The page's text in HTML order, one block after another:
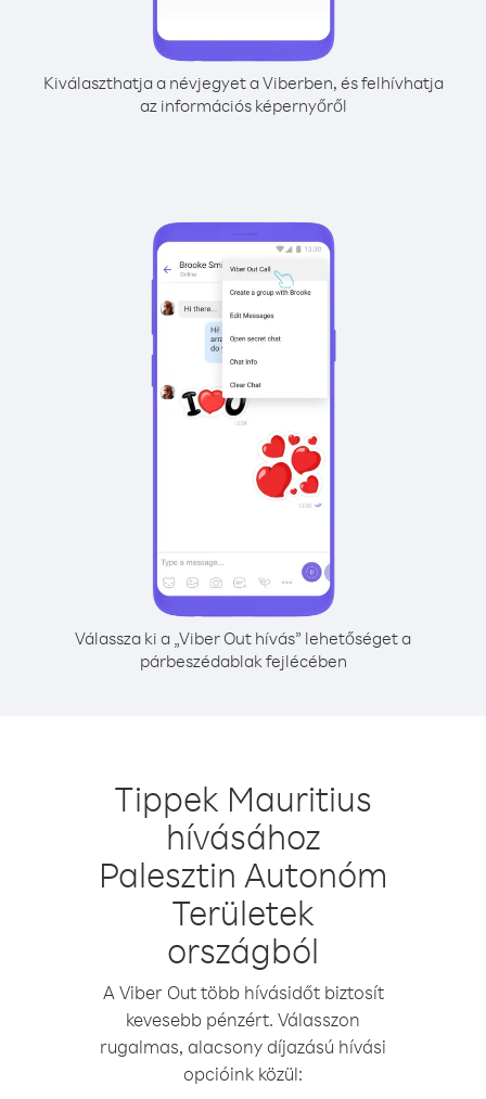
Kiválaszthatja a névjegyet a Viberben, és felhívhatja
az információs képernyőről
Válassza ki a „Viber Out hívás” lehetőséget a
párbeszédablak fejlécében
Tippek Mauritius
hívásához
Palesztin Autonóm
Területek
országból
A Viber Out több hívásidőt biztosít
kevesebb pénzért. Válasszon
rugalmas, alacsony díjazású hívási
opcióink közül: